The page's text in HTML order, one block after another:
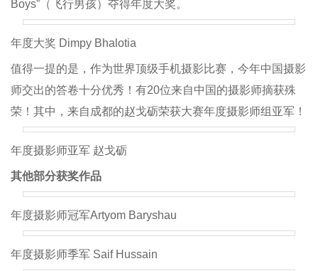
Boys”（飞行男孩）夺得年度大奖。
年度大奖 Dimpy Bhalotia
值得一提的是，作为世界顶级手机摄影比赛，今年中国摄影
师交出的答卷十分优秀！有20位来自中国的摄影师摘获殊
荣！其中，来自成都的赵戈砺荣获大赛年度摄影师组亚军！
年度摄影师亚军 赵戈砺
其他部分获奖作品
年度摄影师冠军Artyom Baryshau
年度摄影师季军 Saif Hussain